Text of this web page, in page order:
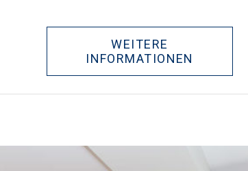
WEITERE
INFORMATIONEN